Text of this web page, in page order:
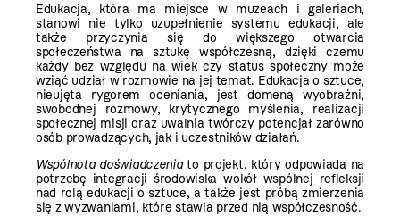
Edukacja, która ma miejsce w muzeach i galeriach,
stanowi nie tylko uzupełnienie systemu edukacji, ale
także przyczynia się do większego otwarcia
społeczeństwa na sztukę współczesną, dzięki czemu
każdy bez względu na wiek czy status społeczny może
wziąć udział w rozmowie na jej temat. Edukacja o sztuce,
nieujęta rygorem oceniania, jest domeną wyobraźni,
swobodnej rozmowy, krytycznego myślenia, realizacji
społecznej misji oraz uwalnia twórczy potencjał zarówno
osób prowadzących, jak i uczestników działań.
Wspólnota doświadczeniato projekt, który odpowiada na
potrzebę integracji środowiska wokół wspólnej refleksji
nad rolą edukacji o sztuce, a także jest próbą zmierzenia
się z wyzwaniami, które stawia przed nią współczesność.